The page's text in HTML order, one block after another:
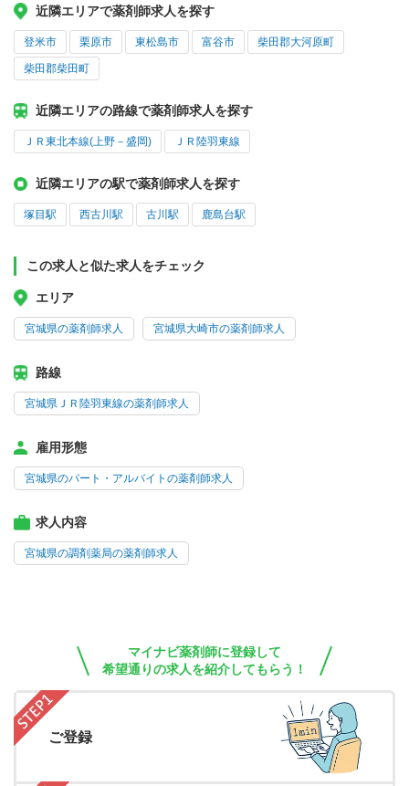
近隣エリアで薬剤師求人を探す
登米市 栗原市 東松島市 富谷市 柴田郡大河原町
柴田郡柴田町
近隣エリアの路線で薬剤師求人を探す
ＪＲ東北本線(上野－盛岡) ＪＲ陸羽東線
近隣エリアの駅で薬剤師求人を探す
塚目駅 西古川駅 古川駅 鹿島台駅
この求人と似た求人をチェック
エリア
宮城県の薬剤師求人 宮城県大崎市の薬剤師求人
路線
宮城県ＪＲ陸羽東線の薬剤師求人
雇用形態
宮城県のパート・アルバイトの薬剤師求人
求人内容
宮城県の調剤薬局の薬剤師求人
マイナビ薬剤師に登録して
希望通りの求人を紹介してもらう！
ご登録